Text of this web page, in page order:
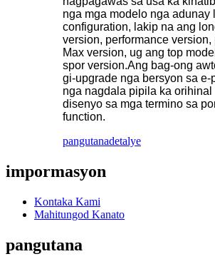
nga mga modelo nga adunay
configuration, lakip na ang
version, performance version,
Max version, ug ang top
spor version.Ang bag-ong
gi-upgrade nga bersyon sa e-
nga nagdala pipila ka orihinal
disenyo sa mga termino sa
function.
pangutanadetalye
impormasyon
Kontaka Kami
Mahitungod Kanato
pangutana